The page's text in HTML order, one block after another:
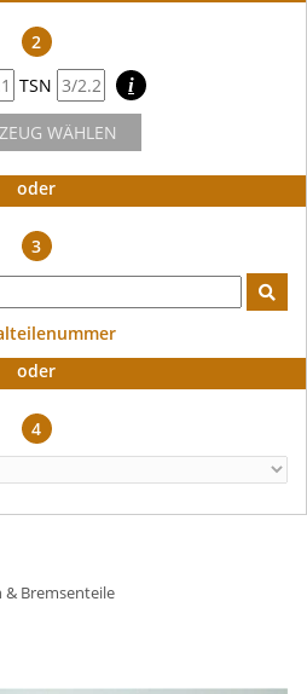
2
TSN i
WÄHLEN
oder
3
oder
4
& Bremsenteile